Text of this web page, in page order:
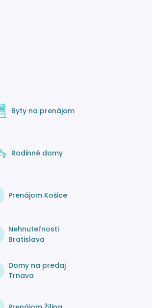
Byty na prenájom
Rodinné domy
Prenájom Košice
Nehnuteľnosti
Bratislava
Domy na predaj
Trnava